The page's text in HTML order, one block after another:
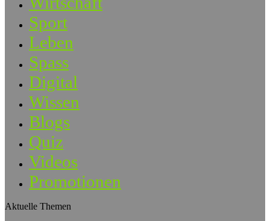
Sport
Leben
Spass
Digital
Wissen
Blogs
Quiz
Videos
Promotionen
Aktuelle Themen